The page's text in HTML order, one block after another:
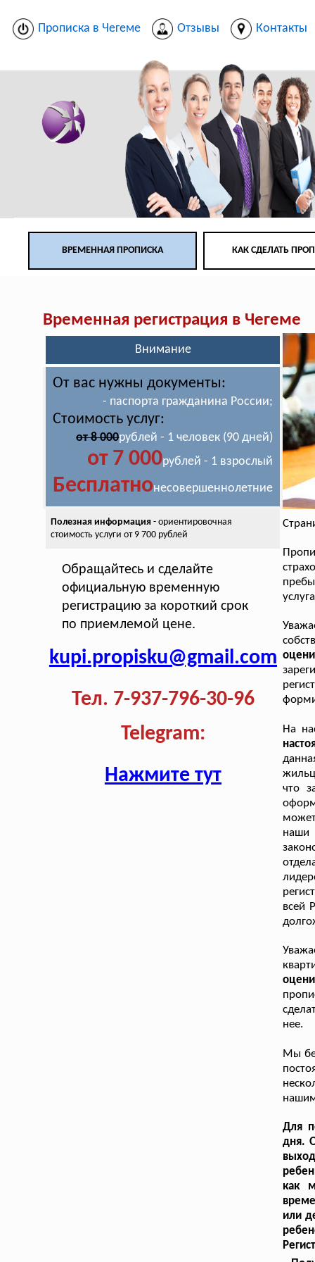
Прописка в Чегеме Отзывы Контакты
ВРЕМЕННАЯ ПРОПИСКА КАК СДЕЛАТЬ
Временная регистрация в Чегеме
Внимание
От вас нужны документы:
- паспорта гражданина России;
Стоимость услуг:
от 8 000рублей - 1 человек (90 дней)
от 7 000рублей - 1 взрослый
Бесплатнонесовершеннолетние
Полезная информация - ориентировочная
стоимостьуслуги от 9 700 рублей
Обращайтесь и сделайте
официальную временную
регистрацию за короткий срок
по приемлемой цене.
kupi.propisku@gmail.com
Тел. 7-937-796-30-96
Telegram:
Нажмите тут
На
что
наши
всей
нее.
Мы
Для
дня.
как
или